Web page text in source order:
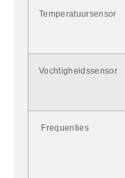
Temperatuursensor
Vochtigheidssensor
Frequenties